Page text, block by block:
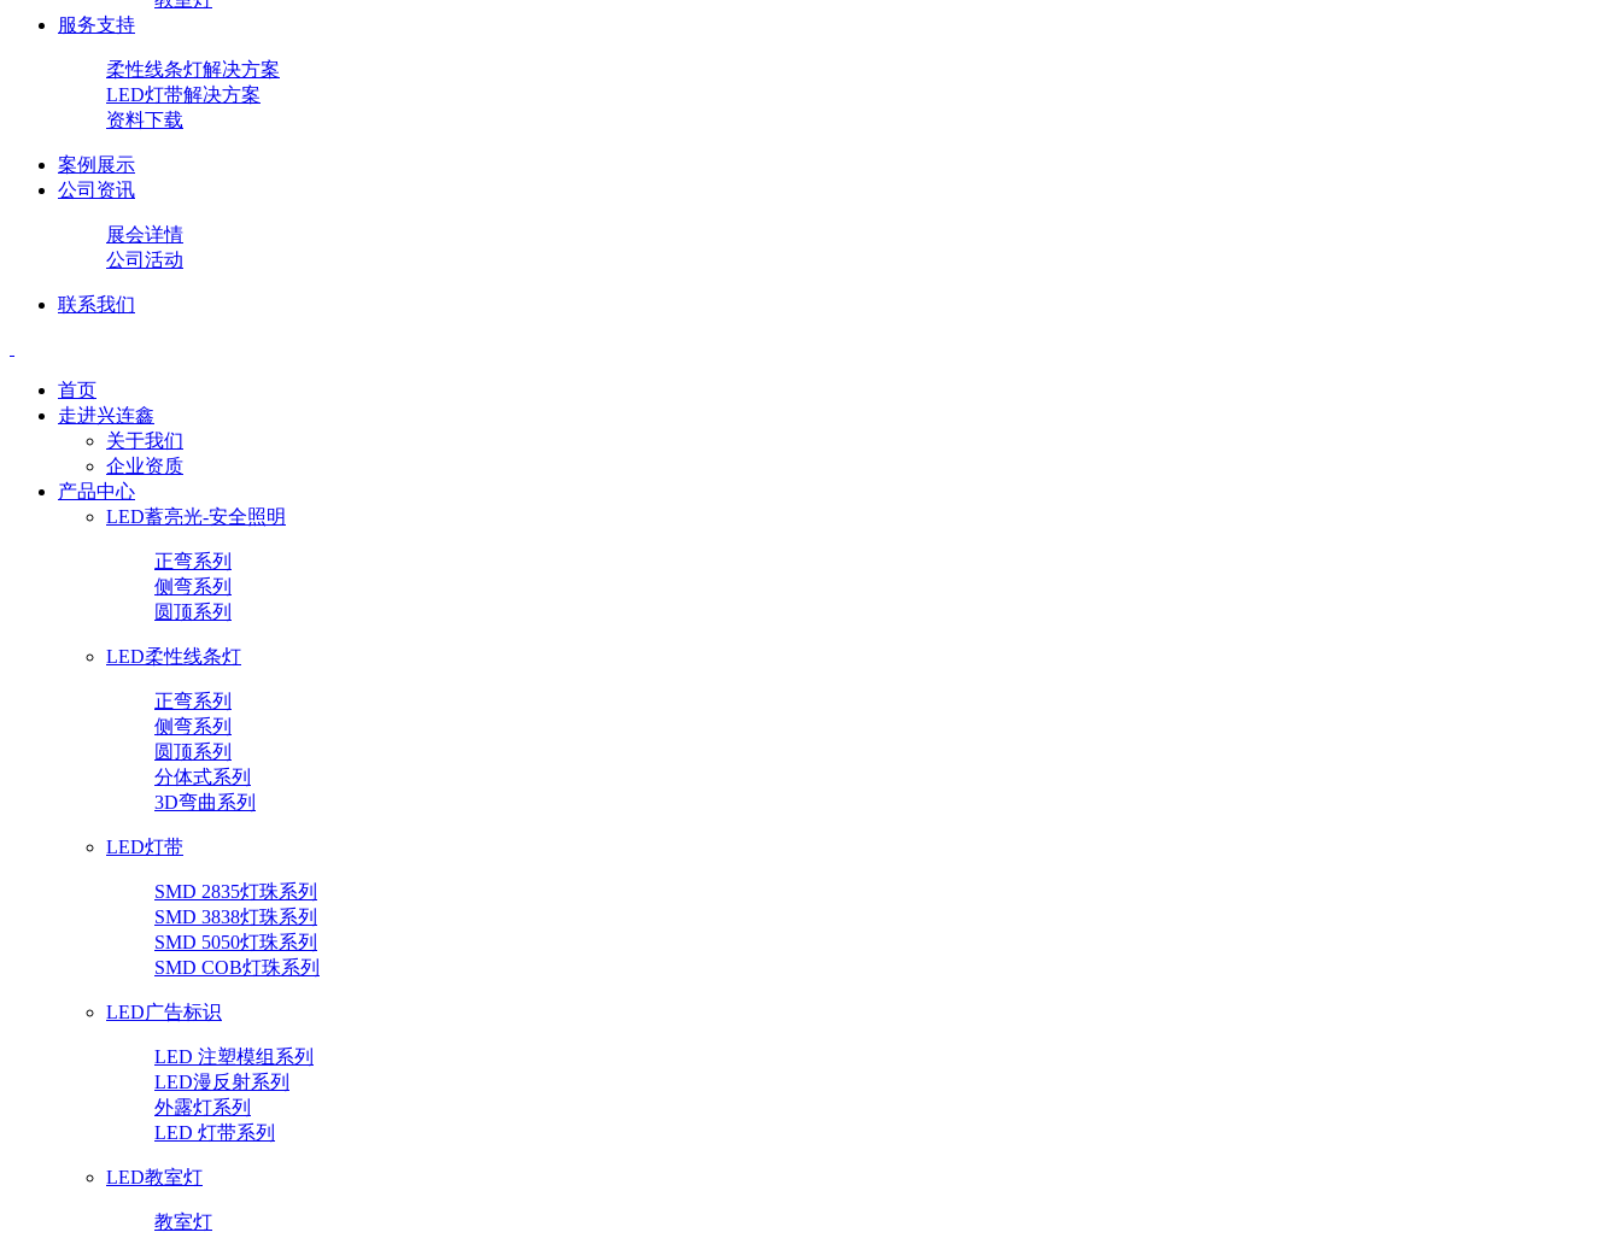
服务支持
柔性线条灯解决方案
LED灯带解决方案
资料下载
案例展示
公司资讯
展会详情
公司活动
联系我们
首页
走进兴连鑫
关于我们
企业资质
产品中心
LED蓄亮光-安全照明
正弯系列
侧弯系列
圆顶系列
LED柔性线条灯
正弯系列
侧弯系列
圆顶系列
分体式系列
3D弯曲系列
LED灯带
SMD 2835灯珠系列
SMD 3838灯珠系列
SMD 5050灯珠系列
SMD COB灯珠系列
LED广告标识
LED 注塑模组系列
LED漫反射系列
外露灯系列
LED 灯带系列
LED教室灯
教室灯